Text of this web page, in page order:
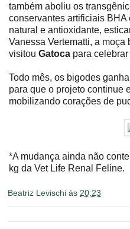
também aboliu os
conservantes artificiais
natural e antioxidante,
Vanessa Vertematti, a
visitou Gatoca para
Todo mês, os bigodes
para que o projeto continue
mobilizando corações de
*A mudança ainda não
kg da Vet Life Renal Feline.
Beatriz Levischi às 20:23